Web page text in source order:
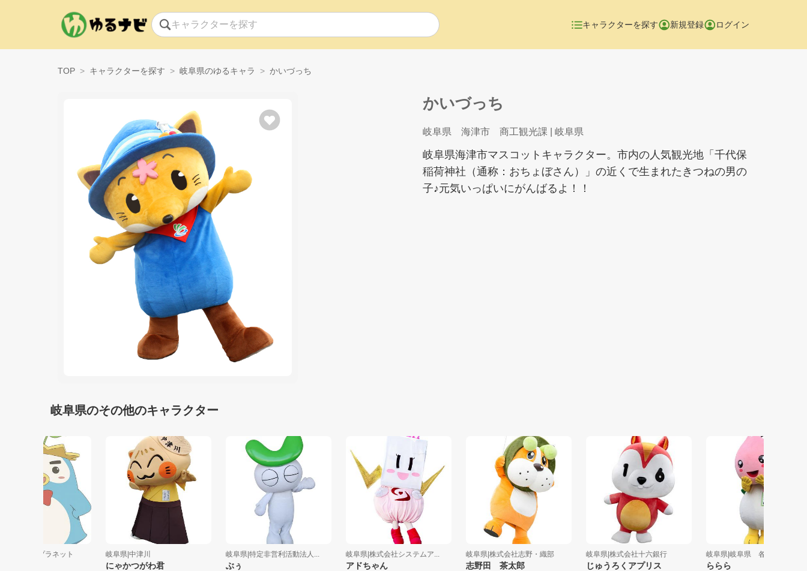
キャラクターを探す 新規登録 ログイン
TOP キャラクターを探す 岐阜県のゆるキャラ かいづっち
かいづっち
岐阜県 海津市 商工観光課 | 岐阜県
岐阜県海津市マスコットキャラクター。市内の人気観光地「千代保
稲荷神社（通称：おちょぼさん）」の近くで生まれたきつねの男の
子♪元気いっぱいにがんばるよ！！
岐阜県のその他のキャラクター
阜県|株式会社プラネット 岐阜県|中津川
にゃかつがわ君
岐阜県|特定非営利活動法人...
ぶぅ
岐阜県|株式会社システムア...
アドちゃん
岐阜県|株式会社志野・織部
志野田 茶太郎
岐阜県|株式会社十六銀行
じゅうろくアプリス
岐阜県|岐阜県 各務原市
ららら